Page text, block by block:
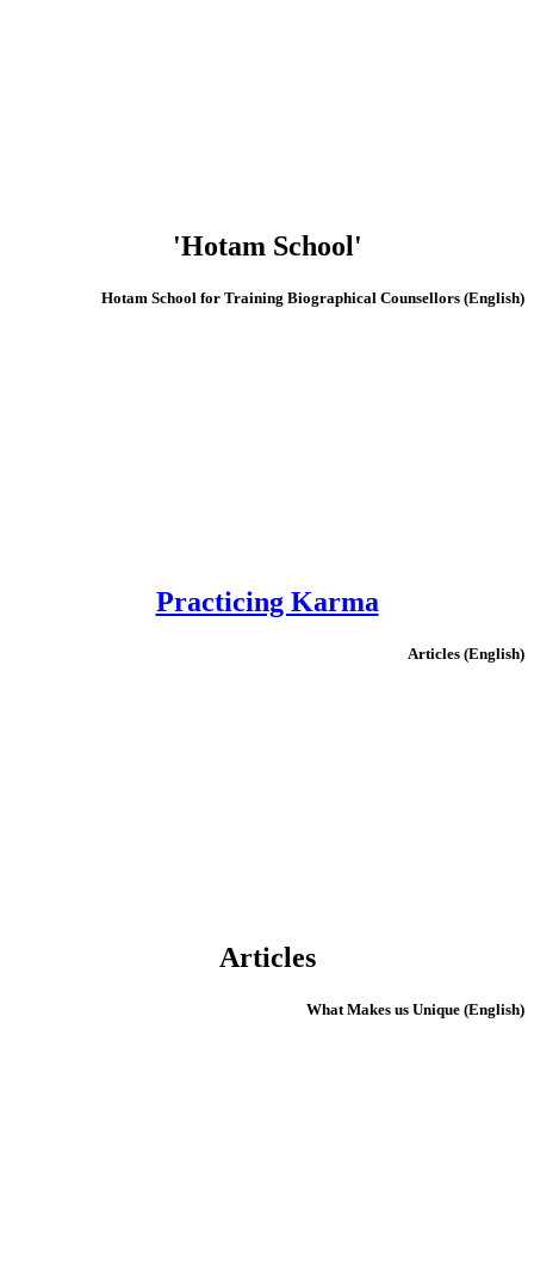
'Hotam School'
(English) Hotam School for Training Biographical Counsellors
Practicing Karma
(English) Articles
Articles
(English) What Makes us Unique